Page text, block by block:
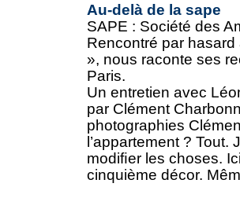
Au-delà de la sape
SAPE : Société des
Rencontré par
», nous raconte ses
Paris.
Un entretien avec
par Clément
photographies
l’appartement ? Tout.
modiﬁer les choses.
cinquième décor.